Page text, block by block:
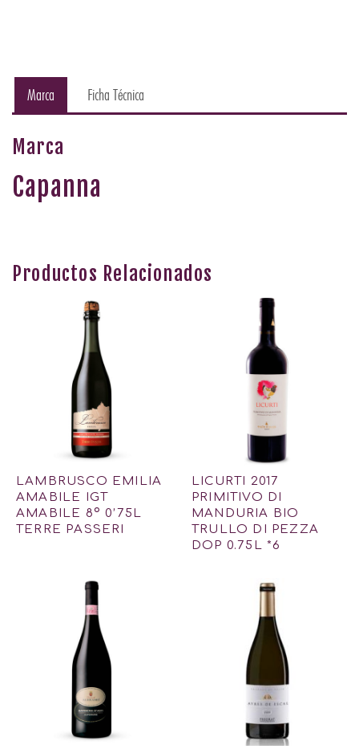
Marca Ficha Técnica
Marca
Capanna
Productos Relacionados
LAMBRUSCO EMILIA
AMABILE IGT
AMABILE 8º 0’75L
TERRE PASSERI
LICURTI 2017
PRIMITIVO DI
MANDURIA BIO
TRULLO DI PEZZA
DOP 0.75L *6